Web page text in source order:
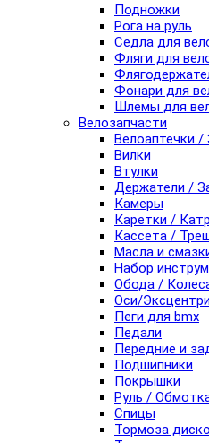
Подножки
Рога на руль
Седла для
Фляги для
Фонари для
Шлемы для
Велозапчасти
Велоаптечки /
Вилки
Втулки
Держатели /
Камеры
Каретки /
Кассета /
Масла и
Набор
Обода /
Оси/
Пеги для bmx
Педали
Передние и
Подшипники
Покрышки
Руль /
Спицы
Тормоза